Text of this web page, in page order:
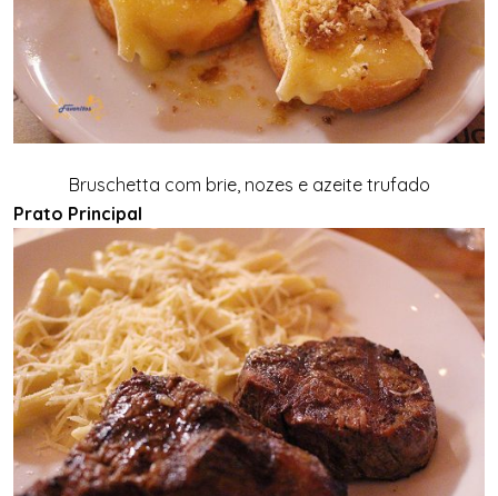
Bruschetta com brie, nozes e azeite trufado
Prato Principal